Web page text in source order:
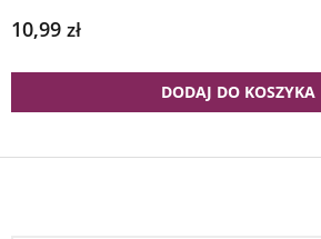
10,99 zł
DODAJ DO KOSZYKA